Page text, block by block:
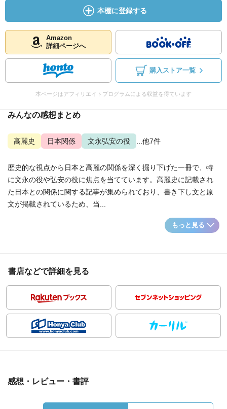
本棚に登録する
Amazon
詳細ページへ
購入ストア一覧
本ページはアフィリエイトプログラムによる収益を得ています
みんなの感想まとめ
高麗史 日本関係 文永弘安の役 ...他7件
歴史的な視点から日本と高麗の関係を深く掘り下げた一冊で、特
に文永の役や弘安の役に焦点を当てています。高麗史に記載され
た日本との関係に関する記事が集められており、書き下し文と原
文が掲載されているため、当...
もっと見る
書店などで詳細を見る
感想・レビュー・書評